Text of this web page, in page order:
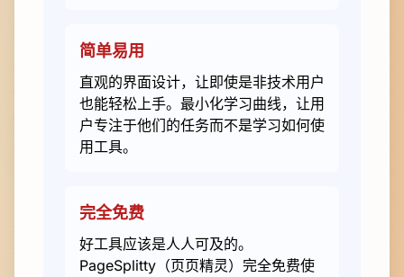
简单易用
直观的界面设计，让即使是非技术用户
也能轻松上手。最小化学习曲线，让用
户专注于他们的任务而不是学习如何使
用工具。
完全免费
好工具应该是人人可及的。
PageSplitty（页页精灵）完全免费使